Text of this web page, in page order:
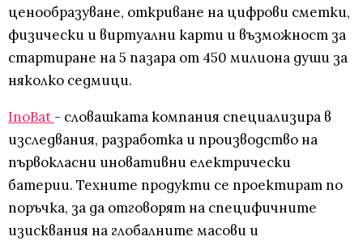
ценообразуване, откриване на цифрови сметки,
физически и виртуални карти и възможност за
стартиране на 5 пазара от 450 милиона души за
няколко седмици.
InoBat - словашката компания специализира в
изследвания, разработка и производство на
първокласни иновативни електрически
батерии. Техните продукти се проектират по
поръчка, за да отговорят на специфичните
изисквания на глобалните масови и